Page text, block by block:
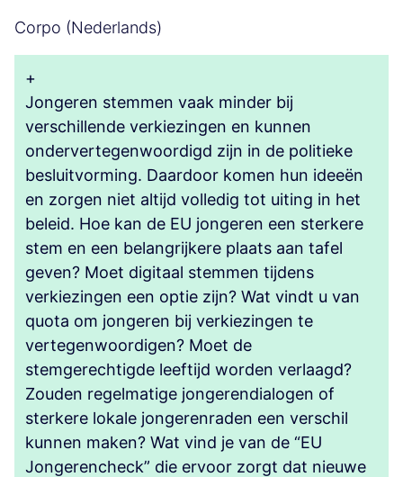
Corpo (Nederlands)
+
Jongeren stemmen vaak minder bij
verschillende verkiezingen en kunnen
ondervertegenwoordigd zijn in de politieke
besluitvorming. Daardoor komen hun ideeën
en zorgen niet altijd volledig tot uiting in het
beleid. Hoe kan de EU jongeren een sterkere
stem en een belangrijkere plaats aan tafel
geven? Moet digitaal stemmen tijdens
verkiezingen een optie zijn? Wat vindt u van
quota om jongeren bij verkiezingen te
vertegenwoordigen? Moet de
stemgerechtigde leeftijd worden verlaagd?
Zouden regelmatige jongerendialogen of
sterkere lokale jongerenraden een verschil
kunnen maken? Wat vind je van de “EU
Jongerencheck” die ervoor zorgt dat nieuwe